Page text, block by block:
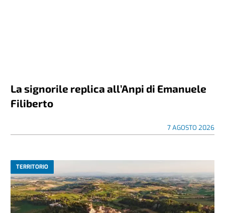
La signorile replica all’Anpi di Emanuele
Filiberto
7 AGOSTO 2026
TERRITORIO